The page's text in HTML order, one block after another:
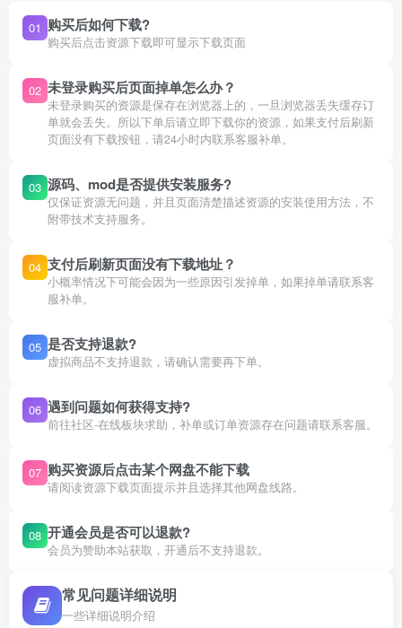
01 购买后如何下载?
购买后点击资源下载即可显示下载页面
02 未登录购买后页面掉单怎么办？
未登录购买的资源是保存在浏览器上的，一旦浏览器丢失缓存订
单就会丢失。所以下单后请立即下载你的资源，如果支付后刷新
页面没有下载按钮，请24小时内联系客服补单。
03 源码、mod是否提供安装服务?
仅保证资源无问题，并且页面清楚描述资源的安装使用方法，不
附带技术支持服务。
04 支付后刷新页面没有下载地址？
小概率情况下可能会因为一些原因引发掉单，如果掉单请联系客
服补单。
05 是否支持退款?
虚拟商品不支持退款，请确认需要再下单。
06 遇到问题如何获得支持?
前往社区-在线板块求助，补单或订单资源存在问题请联系客服。
07 购买资源后点击某个网盘不能下载
请阅读资源下载页面提示并且选择其他网盘线路。
08 开通会员是否可以退款?
会员为赞助本站获取，开通后不支持退款。
常见问题详细说明
一些详细说明介绍